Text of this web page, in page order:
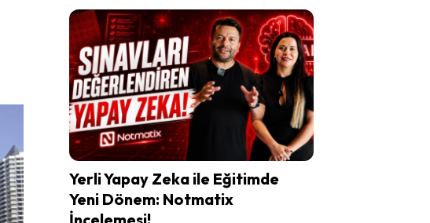
Yerli Yapay Zeka ile Eğitimde
Yeni Dönem: Notmatix